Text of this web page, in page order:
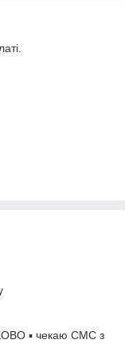
▪ чекаю СМС з